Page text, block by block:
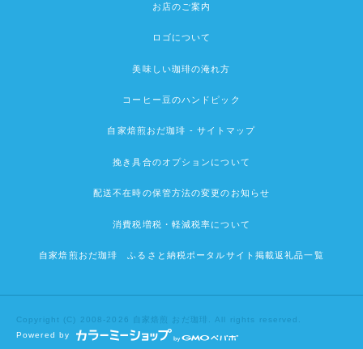
お店のご案内
ロゴについて
美味しい珈琲の淹れ方
コーヒー豆のハンドピック
自家焙煎おだ珈琲 - サイトマップ
挽き具合のオプションについて
配送不在時の保管方法の変更のお知らせ
消費税増税・軽減税率について
自家焙煎おだ珈琲 ふるさと納税ポータルサイト掲載返礼品一覧
Copyright (C) 2008-2026 自家焙煎 おだ珈琲. All rights reserved.
Powered by